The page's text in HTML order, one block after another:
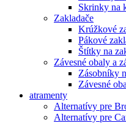
Skrinky na
Zakladače
Krúžkové
Pákové
Štítky na
Závesné obaly a
Zásobníky
Závesné
atramenty
Alternatívy pre
Alternatívy pre